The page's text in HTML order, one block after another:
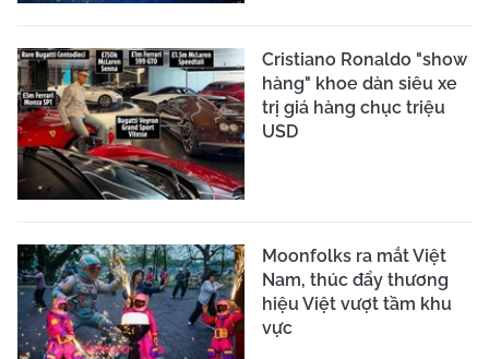
Cristiano Ronaldo "show
hàng" khoe dàn siêu xe
trị giá hàng chục triệu
USD
Moonfolks ra mắt Việt
Nam, thúc đẩy thương
hiệu Việt vượt tầm khu
vực